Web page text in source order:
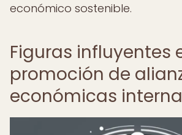
económico sostenible.
Figuras influyentes
promoción de
económicas